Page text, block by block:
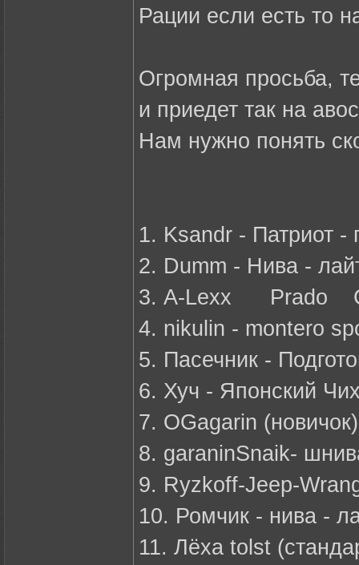
Рации если есть то
Огромная просьба,
и приедет так на
Нам нужно понять
1. Ksandr - Патриот -
2. Dumm - Нива -
3. A-Lexx Prado
4. nikulin - montero
5. Пасечник -
6. Хуч - Японский
7. OGagarin
8. garaninSnaik-
9. Ryzkoff-Jeep-
10. Ромчик - нива -
11. Лёха tolst